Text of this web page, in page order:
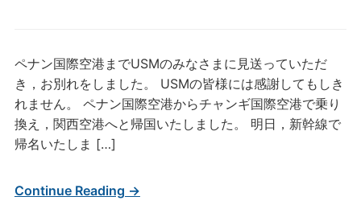
ペナン国際空港までUSMのみなさまに見送っていただ
き，お別れをしました。 USMの皆様には感謝してもしき
れません。 ペナン国際空港からチャンギ国際空港で乗り
換え，関西空港へと帰国いたしました。 明日，新幹線で
帰名いたしま […]
Continue Reading →